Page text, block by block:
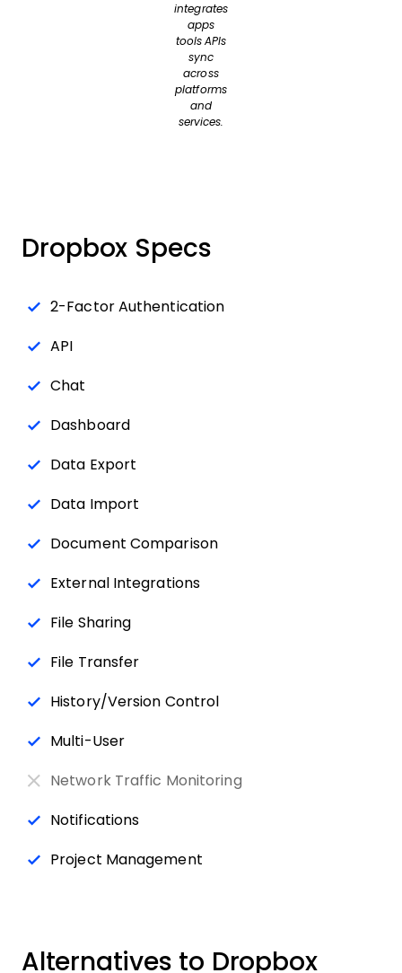
integrates
apps
tools APIs
sync
across
platforms
and
services.
Dropbox Specs
2-Factor Authentication
API
Chat
Dashboard
Data Export
Data Import
Document Comparison
External Integrations
File Sharing
File Transfer
History/Version Control
Multi-User
Network Traffic Monitoring
Notifications
Project Management
Alternatives to Dropbox